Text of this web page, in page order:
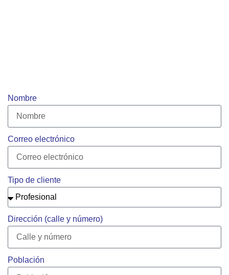
Nombre
Correo electrónico
Tipo de cliente
Dirección (calle y número)
Población